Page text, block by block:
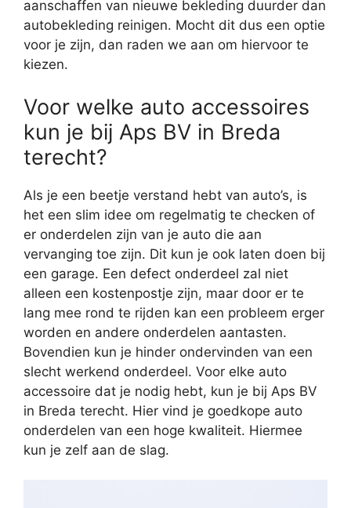
aanschaffen van nieuwe bekleding duurder dan
autobekleding reinigen. Mocht dit dus een optie
voor je zijn, dan raden we aan om hiervoor te
kiezen.
Voor welke auto accessoires
kun je bij Aps BV in Breda
terecht?
Als je een beetje verstand hebt van auto’s, is
het een slim idee om regelmatig te checken of
er onderdelen zijn van je auto die aan
vervanging toe zijn. Dit kun je ook laten doen bij
een garage. Een defect onderdeel zal niet
alleen een kostenpostje zijn, maar door er te
lang mee rond te rijden kan een probleem erger
worden en andere onderdelen aantasten.
Bovendien kun je hinder ondervinden van een
slecht werkend onderdeel. Voor elke auto
accessoire dat je nodig hebt, kun je bij Aps BV
in Breda terecht. Hier vind je goedkope auto
onderdelen van een hoge kwaliteit. Hiermee
kun je zelf aan de slag.